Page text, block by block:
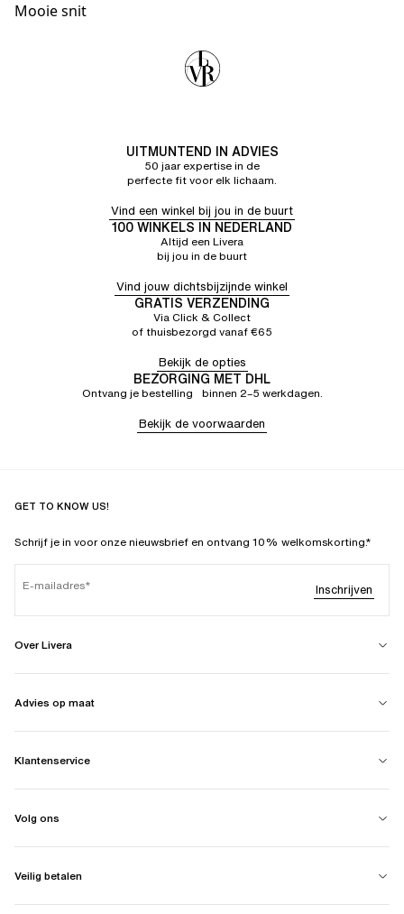
Mooie snit
UITMUNTEND IN ADVIES
50 jaar expertise in de
perfecte fit voor elk lichaam.
Vind een winkel bij jou in de buurt
100 WINKELS IN NEDERLAND
Altijd een Livera
bij jou in de buurt
Vind jouw dichtsbijzijnde winkel
GRATIS VERZENDING
Via Click & Collect
of thuisbezorgd vanaf €65
Bekijk de opties
BEZORGING MET DHL
Ontvang je bestelling binnen 2–5 werkdagen.
Bekijk de voorwaarden
GET TO KNOW US!
Schrijf je in voor onze nieuwsbrief en ontvang 10% welkomskorting.*
E-mailadres Inschrijven
Over Livera
Advies op maat
Klantenservice
Volg ons
Veilig betalen